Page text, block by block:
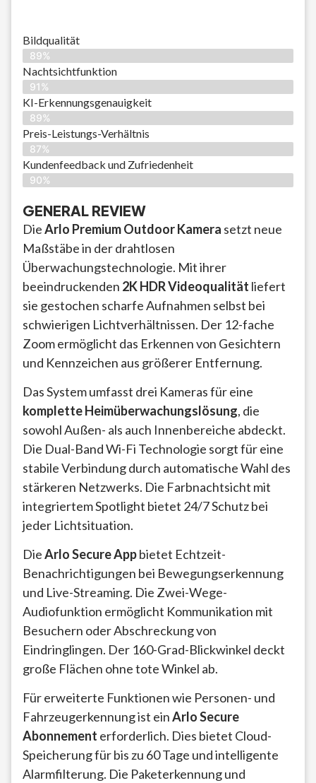
Bildqualität
89%
Nachtsichtfunktion
91%
KI-Erkennungsgenauigkeit
89%
Preis-Leistungs-Verhältnis
87%
Kundenfeedback und Zufriedenheit
90%
GENERAL REVIEW
DieArlo Premium Outdoor Kamera setzt neue
Maßstäbe in der drahtlosen
Überwachungstechnologie. Mit ihrer
beeindruckenden 2K HDR Videoqualität liefert
sie gestochen scharfe Aufnahmen selbst bei
schwierigen Lichtverhältnissen. Der 12-fache
Zoom ermöglicht das Erkennen von Gesichtern
und Kennzeichen aus größerer Entfernung.
Das System umfasst drei Kameras für eine
komplette Heimüberwachungslösung, die
sowohl Außen- als auch Innenbereiche abdeckt.
Die Dual-Band Wi-Fi Technologie sorgt für eine
stabile Verbindung durch automatische Wahl des
stärkeren Netzwerks. Die Farbnachtsicht mit
integriertem Spotlight bietet 24/7 Schutz bei
jeder Lichtsituation.
DieArlo Secure Appbietet Echtzeit-
Benachrichtigungen bei Bewegungserkennung
und Live-Streaming. Die Zwei-Wege-
Audiofunktion ermöglicht Kommunikation mit
Besuchern oder Abschreckung von
Eindringlingen. Der 160-Grad-Blickwinkel deckt
große Flächen ohne tote Winkel ab.
Für erweiterte Funktionen wie Personen- und
Fahrzeugerkennung ist einArlo Secure
Abonnement erforderlich. Dies bietet Cloud-
Speicherung für bis zu 60 Tage und intelligente
Alarmfilterung. Die Paketerkennung und